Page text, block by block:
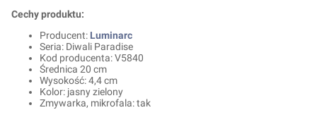
Cechy produktu:
Producent: Luminarc
Seria: Diwali Paradise
Kod producenta: V5840
Średnica 20 cm
Wysokość: 4,4 cm
Kolor: jasny zielony
Zmywarka, mikrofala: tak